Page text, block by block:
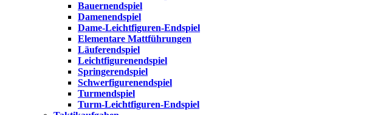
Bauernendspiel
Damenendspiel
Dame-Leichtfiguren-Endspiel
Elementare Mattführungen
Läuferendspiel
Leichtfigurenendspiel
Springerendspiel
Schwerfigurenendspiel
Turmendspiel
Turm-Leichtfiguren-Endspiel